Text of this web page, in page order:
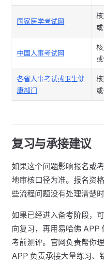
国家医学考试网
中国人事考试网
各省人事考试或卫生健
康部门
复习与承接建议
如果这个问题影响报名或
地审核口径为准。报名资
些流程问题没有处理清楚
如果已经进入备考阶段，
向复习，再用易哈佛 APP
考前测评。官网负责帮你
APP 负责承接大量练习、